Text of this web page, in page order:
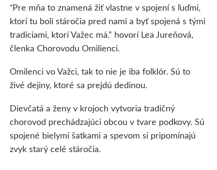
“Pre mňa to znamená žiť vlastne v spojení s ľuďmi,
ktorí tu boli stáročia pred nami a byť spojená s tými
tradíciami, ktorí Važec má.” hovorí Lea Jureňová,
členka Chorovodu Omilienci.
Omilenci vo Važci, tak to nie je iba folklór. Sú to
živé dejiny, ktoré sa prejdú dedinou.
Dievčatá a ženy v krojoch vytvoria tradičný
chorovod prechádzajúci obcou v tvare podkovy. Sú
spojené bielymi šatkami a spevom si pripomínajú
zvyk starý celé stáročia.